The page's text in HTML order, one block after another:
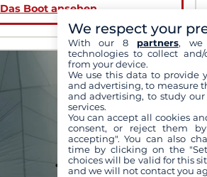
Das Boot ansehen
We respect your
With our 8 partners, we
technologies to collect
from your device.
We use this data to provide
and advertising, to measure
and advertising, to study
services.
You can accept all cookies
consent, or reject them
accepting". You can also
time by clicking on the
choices will be valid for this
and we will not contact you